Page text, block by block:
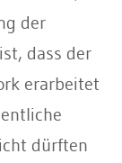
der
dass der
erarbeitet
dürften